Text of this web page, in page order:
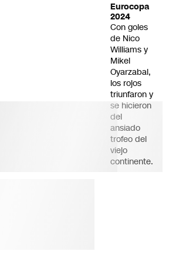
Eurocopa
2024
Con goles
de Nico
Williams y
Mikel
Oyarzabal,
los rojos
triunfaron y
se hicieron
del
ansiado
trofeo del
viejo
continente.